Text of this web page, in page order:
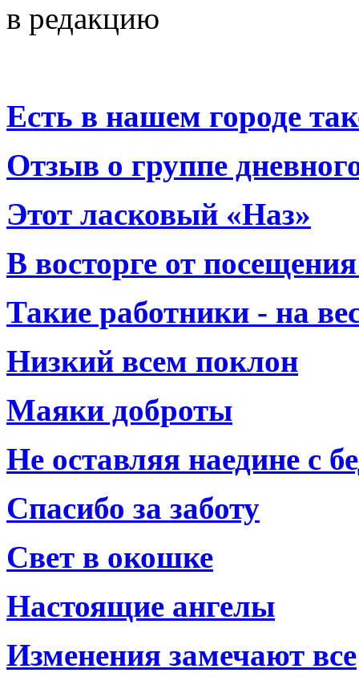
в редакцию
Есть в нашем городе
Отзыв о группе
Этот ласковый «Наз»
В восторге от
Такие работники - на
Низкий всем поклон
Маяки доброты
Не оставляя наедине с
Спасибо за заботу
Свет в окошке
Настоящие ангелы
Изменения замечают все